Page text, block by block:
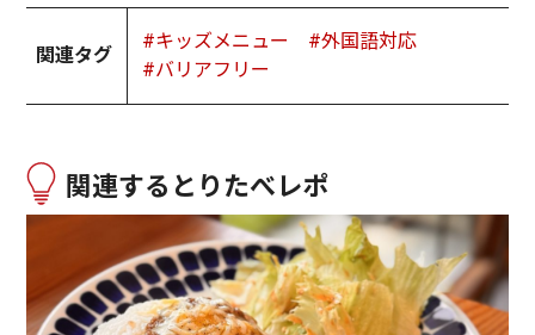
関連タグ
#キッズメニュー
#外国語対応
#バリアフリー
関連するとりたべレポ